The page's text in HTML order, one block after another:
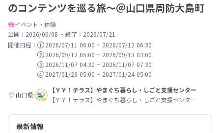
のコンテンツを巡る旅～＠山口県周防大島町
イベント・体験
公開：2026/06/08 ~ 終了：2026/07/21
開催日程： 1 2026/07/11 06:00 ~ 2026/07/12 06:30
2 2026/09/12 05:00 ~ 2026/09/13 03:00
3 2026/11/07 04:30 ~ 2026/11/07 07:30
4 2027/01/23 05:00 ~ 2027/01/24 05:00
山口県
【ＹＹ！テラス】やまぐち暮らし・しごと支援センター
【ＹＹ！テラス】やまぐち暮らし・しごと支援センター
最新情報